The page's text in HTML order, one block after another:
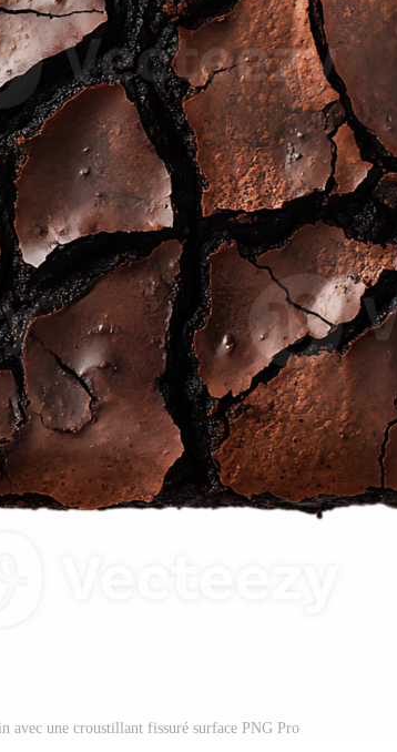
avec une croustillant fissuré surface PNG Pro